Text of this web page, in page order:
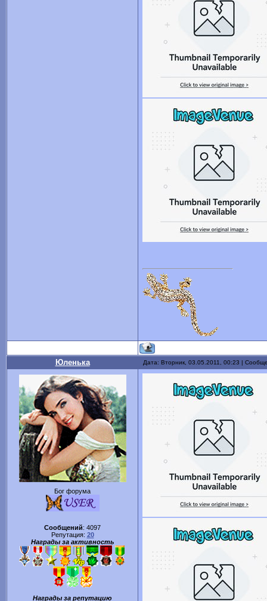
Юленька Дата: Вторник, 03.05.2011, 00:23 |
Бог форума
Сообщений: 4097
Репутация: 20
Награды за активность
Награды за репутацию